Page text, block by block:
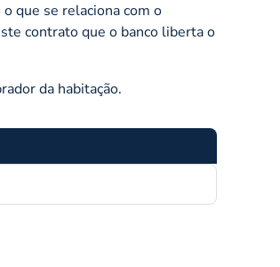
que se relaciona com o
contrato que o banco liberta o
da habitação.